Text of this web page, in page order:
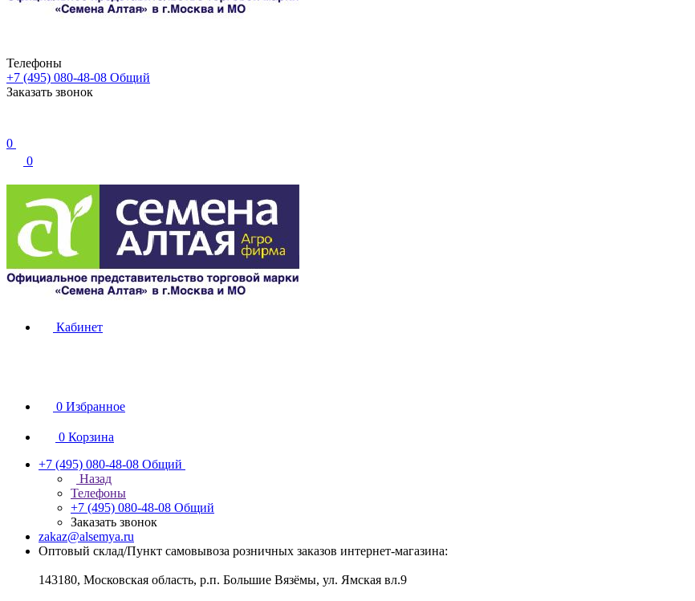
Телефоны
+7 (495) 080-48-08 Общий
Заказать звонок
0
0
Кабинет
0 Избранное
0 Корзина
+7 (495) 080-48-08 Общий
Назад
Телефоны
+7 (495) 080-48-08 Общий
Заказать звонок
zakaz@alsemya.ru
Оптовый склад/Пункт самовывоза розничных заказов интернет-магазина:
143180, Московская область, р.п. Большие Вязёмы, ул. Ямская вл.9